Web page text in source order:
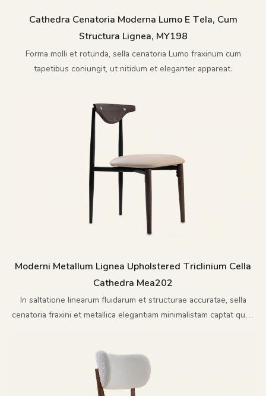
Cathedra Cenatoria Moderna Lumo E Tela, Cum
Structura Lignea, MY198
Forma molli et rotunda, sella cenatoria Lumo fraxinum cum
tapetibus coniungit, ut nitidum et eleganter appareat.
Moderni Metallum Lignea Upholstered Triclinium Cella
Cathedra Mea202
In saltatione linearum fluidarum et structurae accuratae, sella
cenatoria fraxini et metallica elegantiam minimalistam captat quae